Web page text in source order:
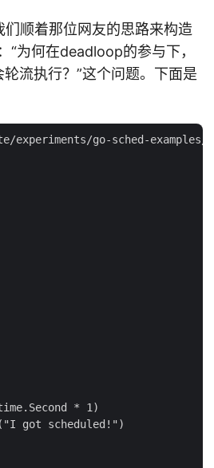
们顺着那位网友的思路来构造
“为何在deadloop的参与下，
流执行？”这个问题。下面是
experiments/go-sched-examples/
* 1)
got scheduled!")